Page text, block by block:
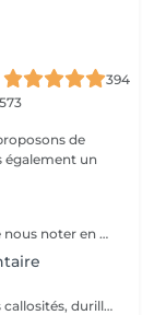
394
de
également un
Si vous souhaitez reverser en ligne, merci de nous noter en commentaire si vous avez sur vos ongles du vernis classique ou du vernis semi permanent.
Ce soin est destiné aux personnes ayant des callosités, durillons et crevasses afin de retrouver des pieds sains,doux,lisses et parfaitement hydratés. La coupe des ongles et nettoyage des peaux est compris dedans.